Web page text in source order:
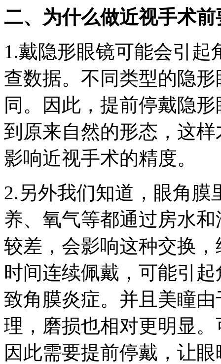
二、为什么做近视手术
1.戴隐形眼镜可能会引
查数据。不同类型的隐
同。因此，提前停戴隐
到原来自然的形态，这
影响近视手术的精度。
2.另外我们知道，眼角
养、氧气等都通过房水
较差，会影响这种交换
时间连续佩戴，可能引
致角膜炎症。并且美瞳
理，磨损也相对更明显
因此需要提前停戴，让